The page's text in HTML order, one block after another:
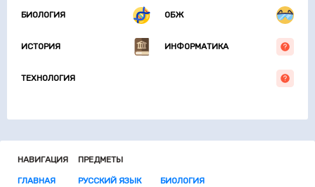
БИОЛОГИЯ ОБЖ
ИСТОРИЯ ИНФОРМАТИКА
ТЕХНОЛОГИЯ
НАВИГАЦИЯ
ГЛАВНАЯ
ПРЕДМЕТЫ
РУССКИЙ ЯЗЫК
БИОЛОГИЯ